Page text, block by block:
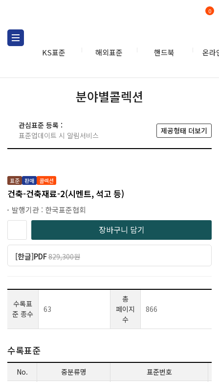
KS표준 해외표준 핸드북 온라
0
분야별콜렉션
관심표준 등록 :
표준업데이트 시 알림서비스
제공형태 더보기
표준 판매 콜렉션
건축-건축재료-2(시멘트, 석고 등)
발행기관 : 한국표준협회
장바구니 담기
[한글]PDF829,300원
수록표
준 종수
63
총
페이지
수
866
수록표준
No. 중분류명 표준번호